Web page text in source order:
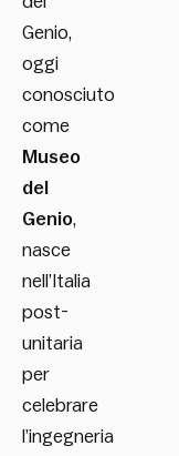
Genio,
oggi
conosciuto
come
Museo
del
Genio,
nasce
nell’Italia
post-
unitaria
per
celebrare
l’ingegneria